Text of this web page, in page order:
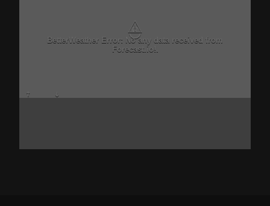
⚠
BetterWeather Error: No any data received from
Forecast.io!.